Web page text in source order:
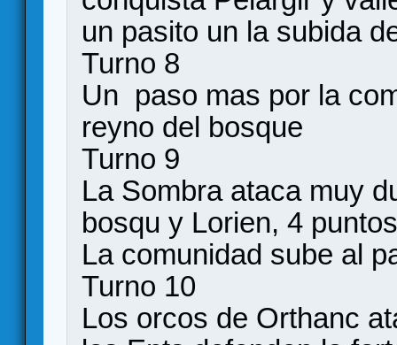
un pasito un la subida
Turno 8
Un paso mas por la
reyno del bosque
Turno 9
La Sombra ataca muy
bosqu y Lorien, 4
La comunidad sube al
Turno 10
Los orcos de Orthanc